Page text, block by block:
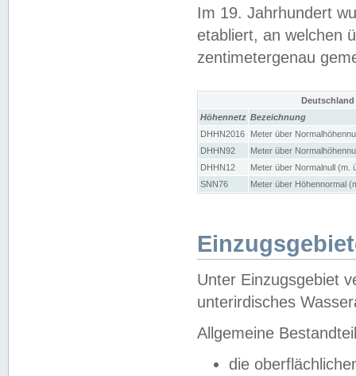
Im 19. Jahrhundert
etabliert, an welchen
zentimetergenau
Höhennetz Bezeichnung
DHHN2016
Meter über
DHHN92
Meter über
DHHN12
Meter über Normalnull (m.
SNN76
Meter über Höhennormal
Unter Einzugsgebiet
unterirdisches
Allgemeine
die